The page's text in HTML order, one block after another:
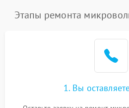
Этапы ремонта
1. Вы